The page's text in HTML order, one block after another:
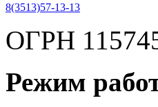
8(3513)57-13-13
ОГРН
Режим